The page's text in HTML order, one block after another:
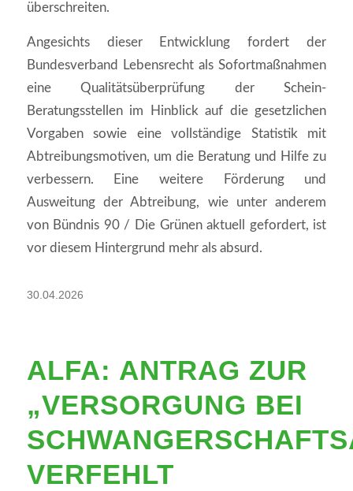
überschreiten.
Angesichts dieser Entwicklung fordert der
Bundesverband Lebensrecht als Sofortmaßnahmen
eine Qualitätsüberprüfung der Schein-
Beratungsstellen im Hinblick auf die gesetzlichen
Vorgaben sowie eine vollständige Statistik mit
Abtreibungsmotiven, um die Beratung und Hilfe zu
verbessern. Eine weitere Förderung und
Ausweitung der Abtreibung, wie unter anderem
von Bündnis 90 / Die Grünen aktuell gefordert, ist
vor diesem Hintergrund mehr als absurd.
30.04.2026
ALFA: ANTRAG ZUR
„VERSORGUNG BEI
VERFEHLT